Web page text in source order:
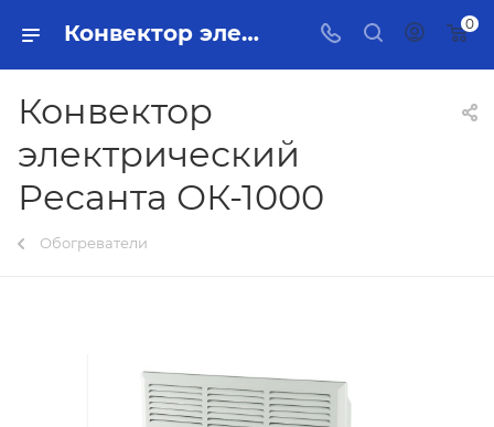
Конвектор электрический Ресанта ОК-1000 Тольятти - купить в интернет-магазине, каталог с ценами и характеристиками 0
Конвектор
электрический
Ресанта ОК-1000
Обогреватели